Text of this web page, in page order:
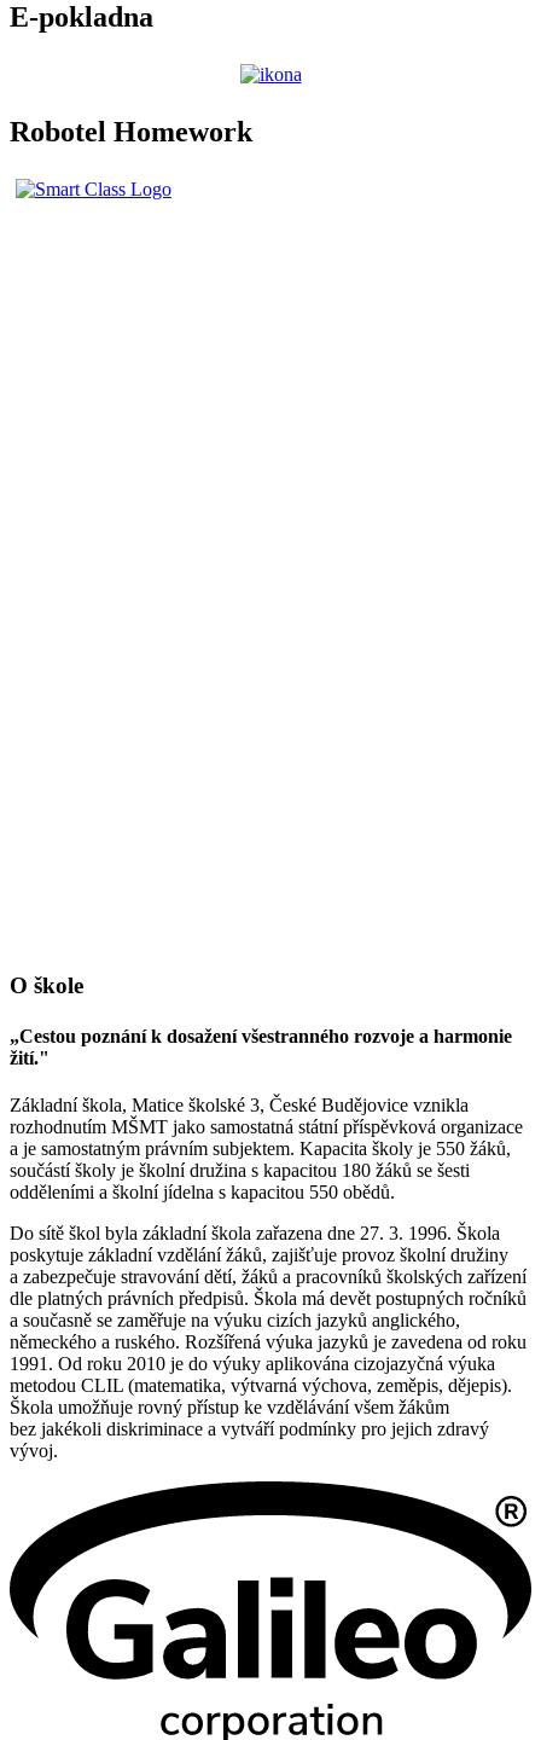
E-pokladna
Robotel Homework
O škole
„Cestou poznání k dosažení všestranného rozvoje a harmonie
žití."
Základní škola, Matice školské 3, České Budějovice vznikla
rozhodnutím MŠMT jako samostatná státní příspěvková organizace
a je samostatným právním subjektem. Kapacita školy je 550 žáků,
součástí školy je školní družina s kapacitou 180 žáků se šesti
odděleními a školní jídelna s kapacitou 550 obědů.
Do sítě škol byla základní škola zařazena dne 27. 3. 1996. Škola
poskytuje základní vzdělání žáků, zajišťuje provoz školní družiny
a zabezpečuje stravování dětí, žáků a pracovníků školských zařízení
dle platných právních předpisů. Škola má devět postupných ročníků
a současně se zaměřuje na výuku cizích jazyků anglického,
německého a ruského. Rozšířená výuka jazyků je zavedena od roku
1991. Od roku 2010 je do výuky aplikována cizojazyčná výuka
metodou CLIL (matematika, výtvarná výchova, zeměpis, dějepis).
Škola umožňuje rovný přístup ke vzdělávání všem žákům
bez jakékoli diskriminace a vytváří podmínky pro jejich zdravý
vývoj.